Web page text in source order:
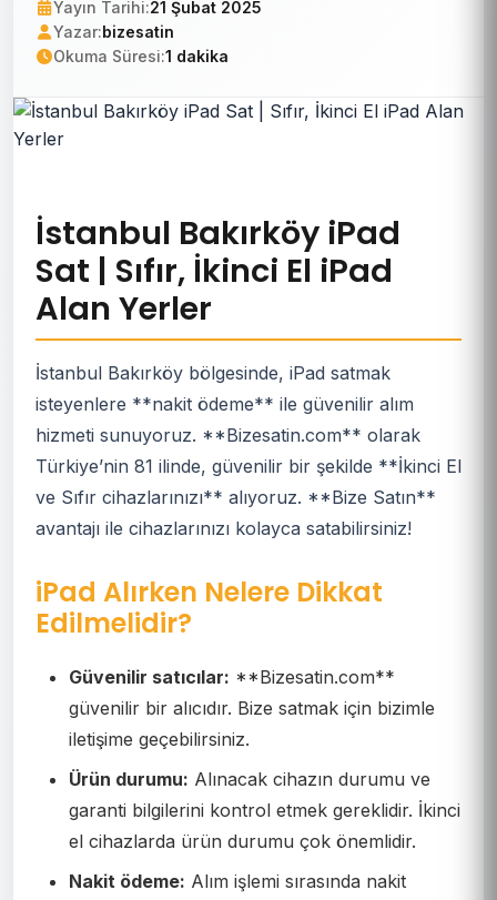
Yayın Tarihi:21 Şubat 2025
Yazar:bizesatin
Okuma Süresi:1 dakika
İstanbul Bakırköy iPad
Sat | Sıfır, İkinci El iPad
Alan Yerler
İstanbul Bakırköy bölgesinde, iPad satmak
isteyenlere **nakit ödeme** ile güvenilir alım
hizmeti sunuyoruz. **Bizesatin.com** olarak
Türkiye’nin 81 ilinde, güvenilir bir şekilde **İkinci El
ve Sıfır cihazlarınızı** alıyoruz. **Bize Satın**
avantajı ile cihazlarınızı kolayca satabilirsiniz!
iPad Alırken Nelere Dikkat
Edilmelidir?
Güvenilir satıcılar: **Bizesatin.com**
güvenilir bir alıcıdır. Bize satmak için bizimle
iletişime geçebilirsiniz.
Ürün durumu: Alınacak cihazın durumu ve
garanti bilgilerini kontrol etmek gereklidir. İkinci
el cihazlarda ürün durumu çok önemlidir.
Nakit ödeme: Alım işlemi sırasında nakit